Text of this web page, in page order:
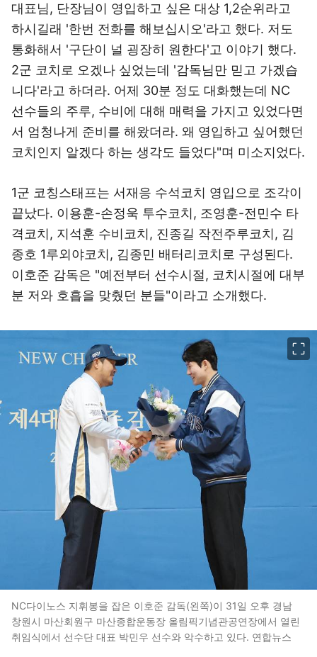
대표님, 단장님이 영입하고 싶은 대상 1,2순위라고
하시길래 '한번 전화를 해보십시오'라고 했다. 저도
통화해서 '구단이 널 굉장히 원한다'고 이야기 했다.
2군 코치로 오겠나 싶었는데 '감독님만 믿고 가겠습
니다'라고 하더라. 어제 30분 정도 대화했는데 NC
선수들의 주루, 수비에 대해 매력을 가지고 있었다면
서 엄청나게 준비를 해왔더라. 왜 영입하고 싶어했던
코치인지 알겠다 하는 생각도 들었다"며 미소지었다.
1군 코칭스태프는 서재응 수석코치 영입으로 조각이
끝났다. 이용훈-손정욱 투수코치, 조영훈-전민수 타
격코치, 지석훈 수비코치, 진종길 작전주루코치, 김
종호 1루외야코치, 김종민 배터리코치로 구성된다.
이호준 감독은 "예전부터 선수시절, 코치시절에 대부
분 저와 호흡을 맞췄던 분들"이라고 소개했다.
NC다이노스 지휘봉을 잡은 이호준 감독(왼쪽)이 31일 오후 경남
창원시 마산회원구 마산종합운동장 올림픽기념관공연장에서 열린
취임식에서 선수단 대표 박민우 선수와 악수하고 있다. 연합뉴스